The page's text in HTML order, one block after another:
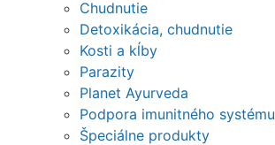
Chudnutie
Detoxikácia, chudnutie
Kosti a kĺby
Parazity
Planet Ayurveda
Podpora imunitného systému
Špeciálne produkty